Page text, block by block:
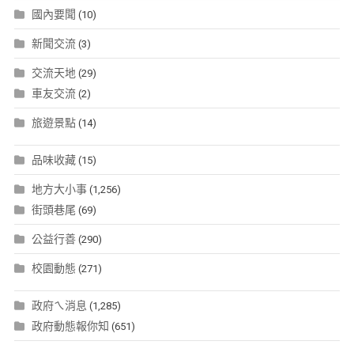
國內要聞 (10)
新聞交流(3)
交流天地(29)
車友交流(2)
旅遊景點(14)
品味收藏(15)
地方大小事(1,256)
街頭巷尾 (69)
公益行善(290)
校園動態 (271)
政府ㄟ消息 (1,285)
政府動態報你知 (651)